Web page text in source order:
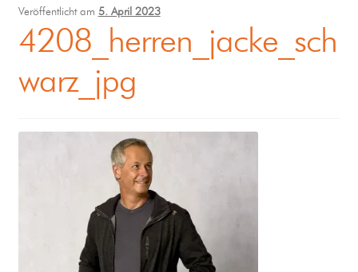
Coaching
Klangmassage
Veröffentlicht am 5. April 2023
4208_herren_jacke_sch
warz_jpg